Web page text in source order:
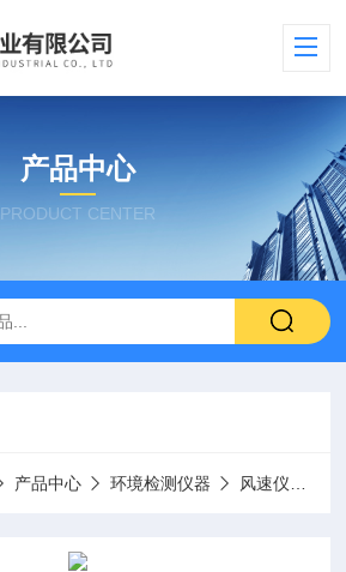
产品中心
PRODUCT CENTER
产品中心 环境检测仪器 风速仪